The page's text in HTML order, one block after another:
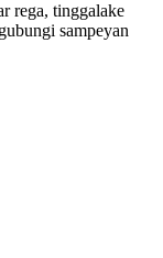
rega, tinggalake
sampeyan